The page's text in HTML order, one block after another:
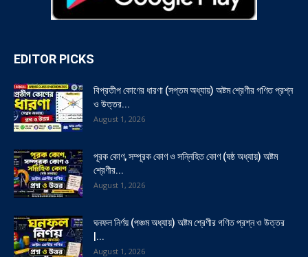
EDITOR PICKS
বিপ্রতীপ কোণের ধারণা (সপ্তম অধ্যায়) অষ্টম শ্রেণীর গণিত প্রশ্ন
ও উত্তর...
August 1, 2026
পূরক কোণ, সম্পূরক কোণ ও সন্নিহিত কোণ (ষষ্ঠ অধ্যায়) অষ্টম
শ্রেণীর...
August 1, 2026
ঘনফল নির্ণয় (পঞ্চম অধ্যায়) অষ্টম শ্রেণীর গণিত প্রশ্ন ও উত্তর
|...
August 1, 2026